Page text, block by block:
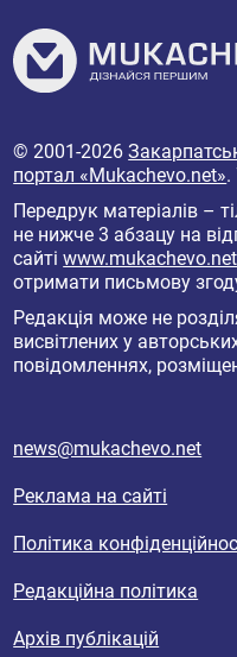
© 2001-2026
портал «Mukachevo.net».
Передрук матеріалів –
не нижче 3 абзацу на
сайтіwww.mukachevo.net
отримати письмову
Редакція може не
висвітлених у
повідомленнях,
news@mukachevo.net
Реклама на сайті
Політика
Редакційна політика
Архів публікацій